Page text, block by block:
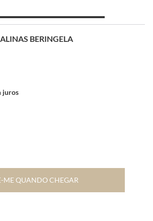
BERINGELA
juros
ME QUANDO CHEGAR